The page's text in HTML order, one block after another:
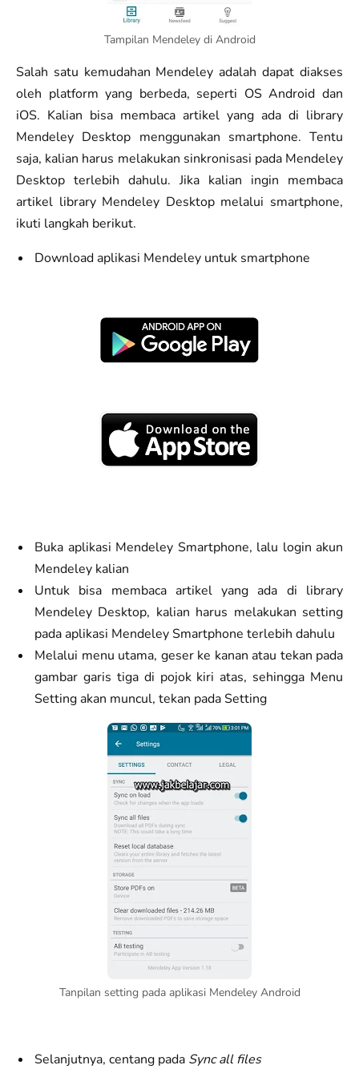
Tampilan Mendeley di Android
Salah satu kemudahan Mendeley adalah dapat diakses
oleh platform yang berbeda, seperti OS Android dan
iOS. Kalian bisa membaca artikel yang ada di library
Mendeley Desktop menggunakan smartphone. Tentu
saja, kalian harus melakukan sinkronisasi pada Mendeley
Desktop terlebih dahulu. Jika kalian ingin membaca
artikel library Mendeley Desktop melalui smartphone,
ikuti langkah berikut.
Download aplikasi Mendeley untuk smartphone
Buka aplikasi Mendeley Smartphone, lalu login akun
Mendeley kalian
Untuk bisa membaca artikel yang ada di library
Mendeley Desktop, kalian harus melakukan setting
pada aplikasi Mendeley Smartphone terlebih dahulu
Melalui menu utama, geser ke kanan atau tekan pada
gambar garis tiga di pojok kiri atas, sehingga Menu
Setting akan muncul, tekan pada Setting
Tanpilan setting pada aplikasi Mendeley Android
Selanjutnya, centang pada Sync all files